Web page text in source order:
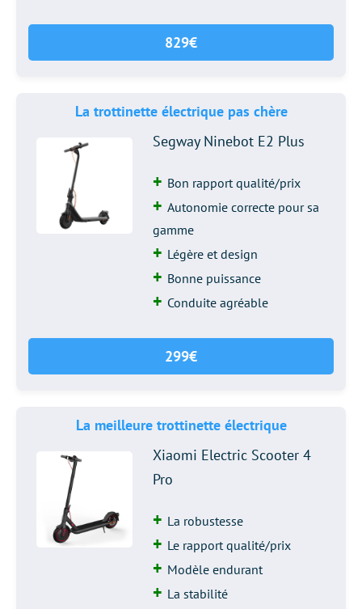
829€
La trottinette électrique pas chère
Segway Ninebot E2 Plus
Bon rapport qualité/prix
Autonomie correcte pour sa
gamme
Légère et design
Bonne puissance
Conduite agréable
299€
La meilleure trottinette électrique
Xiaomi Electric Scooter 4
Pro
La robustesse
Le rapport qualité/prix
Modèle endurant
La stabilité